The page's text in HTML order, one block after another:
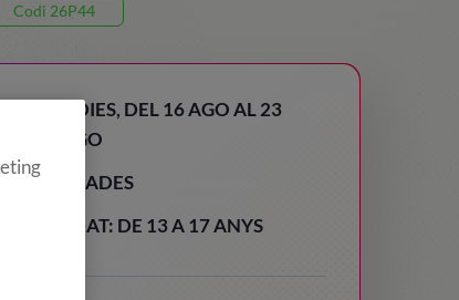
Codi 26P44
8 DIES, DEL 16 AGO AL 23
AGO
PRADES
EDAT: DE 13 A 17 ANYS